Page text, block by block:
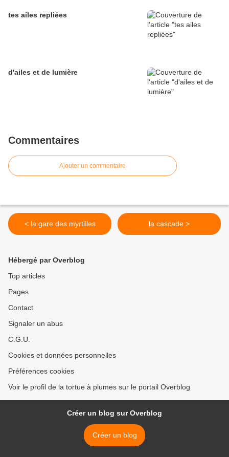
tes ailes repliées
d'ailes et de lumière
Commentaires
Ajouter un commentaire
< la gare des myrtilles la cascade >
Hébergé par Overblog
Top articles
Pages
Contact
Signaler un abus
C.G.U.
Cookies et données personnelles
Préférences cookies
Voir le profil de la tortue à plumes sur le portail Overblog
Créer un blog sur Overblog
Créer un blog